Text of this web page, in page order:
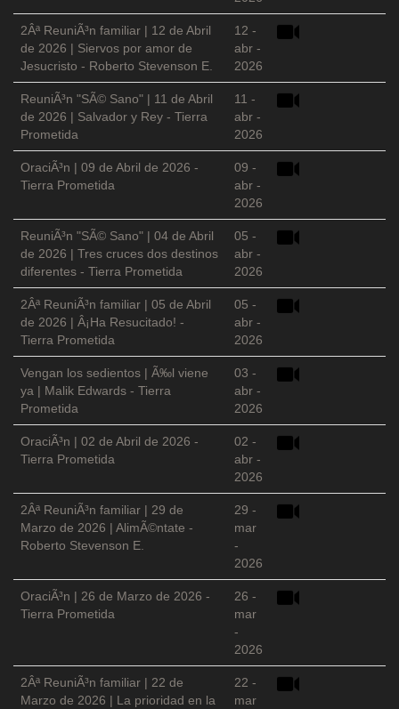
2Âª ReuniÃ³n familiar | 12 de Abril
de 2026 | Siervos por amor de
Jesucristo - Roberto Stevenson E.
12 -
abr -
2026
ReuniÃ³n "SÃ© Sano" | 11 de Abril
de 2026 | Salvador y Rey - Tierra
Prometida
11 -
abr -
2026
OraciÃ³n | 09 de Abril de 2026 -
Tierra Prometida
09 -
abr -
2026
ReuniÃ³n "SÃ© Sano" | 04 de Abril
de 2026 | Tres cruces dos destinos
diferentes - Tierra Prometida
05 -
abr -
2026
2Âª ReuniÃ³n familiar | 05 de Abril
de 2026 | Â¡Ha Resucitado! -
Tierra Prometida
05 -
abr -
2026
Vengan los sedientos | Ã‰l viene
ya | Malik Edwards - Tierra
Prometida
03 -
abr -
2026
OraciÃ³n | 02 de Abril de 2026 -
Tierra Prometida
02 -
abr -
2026
2Âª ReuniÃ³n familiar | 29 de
Marzo de 2026 | AlimÃ©ntate -
Roberto Stevenson E.
29 -
mar
-
2026
OraciÃ³n | 26 de Marzo de 2026 -
Tierra Prometida
26 -
mar
-
2026
2Âª ReuniÃ³n familiar | 22 de
Marzo de 2026 | La prioridad en la
22 -
mar